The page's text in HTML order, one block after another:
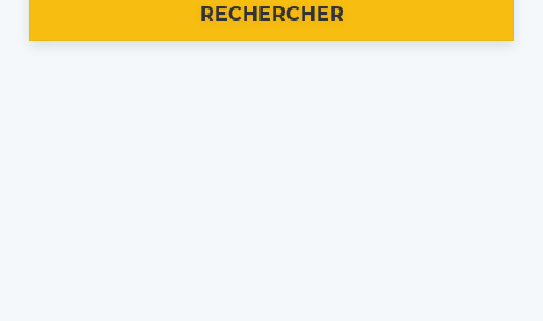
RECHERCHER